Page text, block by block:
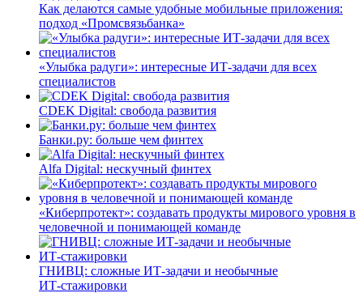
Как делаются самые удобные мобильные приложения:
подход «Промсвязьбанка»
«Улыбка радуги»: интересные ИТ-задачи для всех
специалистов
CDEK Digital: свобода развития
Банки.ру: больше чем финтех
Alfa Digital: нескучный финтех
«Киберпротект»: создавать продукты мирового уровня в
человечной и понимающей команде
ГНИВЦ: сложные ИТ‑задачи и необычные
ИТ‑стажировки